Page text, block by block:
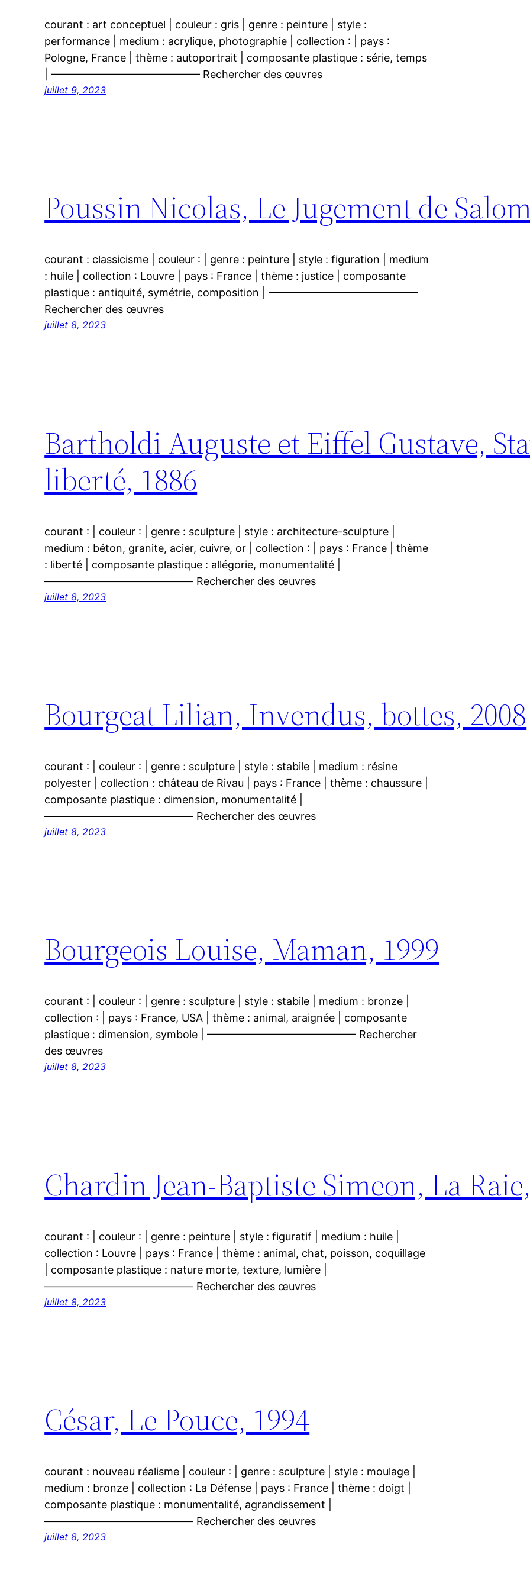
courant : art conceptuel | couleur : gris | genre : peinture | style :
performance | medium : acrylique, photographie | collection : | pays :
Pologne, France | thème : autoportrait | composante plastique : série, temps
| —————————————— Rechercher des œuvres
juillet 9, 2023
Poussin Nicolas, Le Jugement de
courant : classicisme | couleur : | genre : peinture | style : figuration | medium
: huile | collection : Louvre | pays : France | thème : justice | composante
plastique : antiquité, symétrie, composition | ——————————————
Rechercher des œuvres
juillet 8, 2023
Bartholdi Auguste et Eiffel Gustave,
liberté, 1886
courant : | couleur : | genre : sculpture | style : architecture-sculpture |
medium : béton, granite, acier, cuivre, or | collection : | pays : France | thème
: liberté | composante plastique : allégorie, monumentalité |
—————————————— Rechercher des œuvres
juillet 8, 2023
Bourgeat Lilian, Invendus, bottes, 2008
courant : | couleur : | genre : sculpture | style : stabile | medium : résine
polyester | collection : château de Rivau | pays : France | thème : chaussure |
composante plastique : dimension, monumentalité |
—————————————— Rechercher des œuvres
juillet 8, 2023
Bourgeois Louise, Maman, 1999
courant : | couleur : | genre : sculpture | style : stabile | medium : bronze |
collection : | pays : France, USA | thème : animal, araignée | composante
plastique : dimension, symbole | —————————————— Rechercher
des œuvres
juillet 8, 2023
Chardin Jean-Baptiste Simeon, La
courant : | couleur : | genre : peinture | style : figuratif | medium : huile |
collection : Louvre | pays : France | thème : animal, chat, poisson, coquillage
| composante plastique : nature morte, texture, lumière |
—————————————— Rechercher des œuvres
juillet 8, 2023
César, Le Pouce, 1994
courant : nouveau réalisme | couleur : | genre : sculpture | style : moulage |
medium : bronze | collection : La Défense | pays : France | thème : doigt |
composante plastique : monumentalité, agrandissement |
—————————————— Rechercher des œuvres
juillet 8, 2023